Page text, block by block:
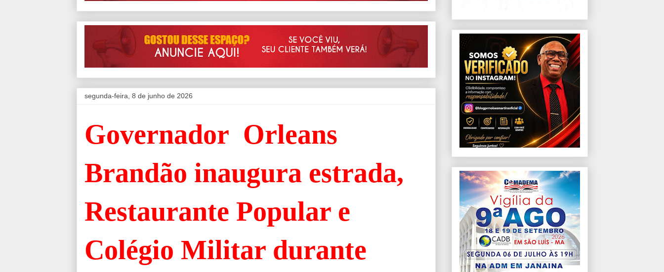
segunda-feira, 8 de junho de 2026
Governador Orleans
Brandão inaugura estrada,
Restaurante Popular e
Colégio Militar durante